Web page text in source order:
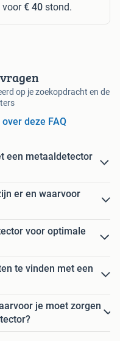
voor€ 40 stond.
op je zoekopdracht en de
deze FAQ
een metaaldetector
er en waarvoor
voor optimale
te vinden met een
je moet zorgen